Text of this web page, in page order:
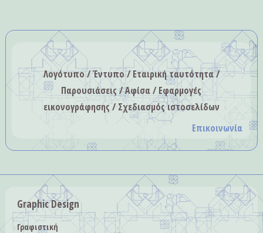
Λογότυπο / Έντυπο / Εταιρική ταυτότητα /
Παρουσιάσεις / Αφίσα / Εφαρμογές
εικονογράφησης / Σχεδιασμός ιστοσελίδων
Επικοινωνία
Graphic Design
Γραφιστική